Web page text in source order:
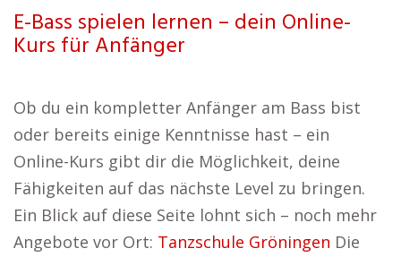
E-Bass spielen lernen – dein Online-
Kurs für Anfänger
Ob du ein kompletter Anfänger am Bass bist
oder bereits einige Kenntnisse hast – ein
Online-Kurs gibt dir die Möglichkeit, deine
Fähigkeiten auf das nächste Level zu bringen.
Ein Blick auf diese Seite lohnt sich – noch mehr
Angebote vor Ort: Tanzschule Gröningen Die